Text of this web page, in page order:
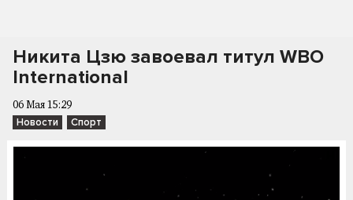
Никита Цзю завоевал титул WBO
International
06 Мая 15:29
Новости Спорт